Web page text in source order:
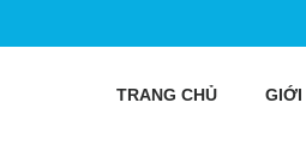
TRANG CHỦ GIỚI